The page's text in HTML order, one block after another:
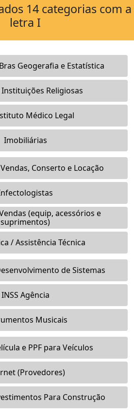
Geogerafia e Estatística
Religiosas
Médico Legal
Imobiliárias
Conserto e Locação
(equip, acessórios e
suprimentos)
/ Assistência Técnica
de Sistemas
INSS Agência
Musicais
e PPF para Veículos
(Provedores)
Para Construção
14 categorias com a
letra I